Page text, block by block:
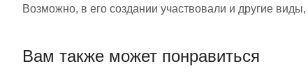
Возможно, в его создании участвовали и другие
Вам также может понравиться